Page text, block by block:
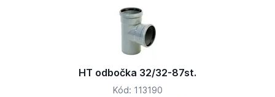
HT odbočka 32/32-87st.
Kód: 113190